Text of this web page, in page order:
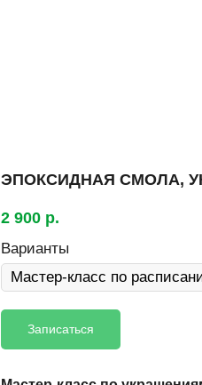
ЭПОКСИДНАЯ СМОЛА,
2 900 р.
Варианты
Записаться